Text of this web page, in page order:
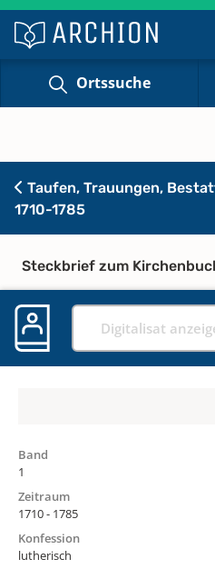
Ortssuche
Taufen, Trauungen,
1710-1785
Steckbrief zum
Digitalisat
Band
1
Zeitraum
1710 - 1785
Konfession
lutherisch